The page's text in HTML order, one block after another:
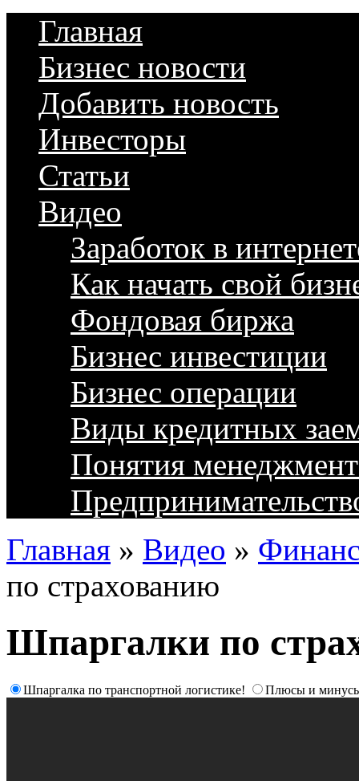
Главная
Бизнес новости
Добавить новость
Инвесторы
Статьи
Видео
Заработок в
Как начать свой
Фондовая биржа
Бизнес инвестиции
Бизнес операции
Виды кредитных
Понятия
Главная » Видео »
по страхованию
Шпаргалки по
Шпаргалка по транспортной логистике! Плюсы и